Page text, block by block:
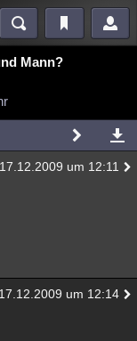
Kriminalfälle
Literatur
Mann?
17.12.2009 um 12:11
17.12.2009 um 12:14